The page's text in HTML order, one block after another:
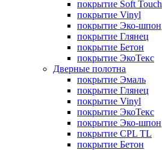
покрытие Soft Touch
покрытие Vinyl
покрытие Эко-шпон
покрытие Глянец
покрытие Бетон
покрытие ЭкоТекс
Дверные полотна
покрытие Эмаль
покрытие Глянец
покрытие Vinyl
покрытие ЭкоТекс
покрытие Эко-шпон
покрытие CPL TL
покрытие Бетон